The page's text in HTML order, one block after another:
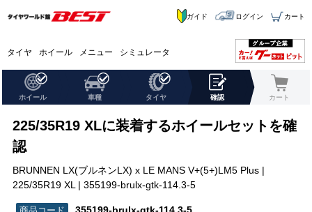
タイヤ ホイール メニュー シミュレータ
ガイド ログイン カート
ホイール 車種 タイヤ 確認 カート
225/35R19 XLに装着するホイールセットを確
認
BRUNNEN LX(ブルネンLX) x LE MANS V+(5+)LM5 Plus |
225/35R19 XL | 355199-brulx-gtk-114.3-5